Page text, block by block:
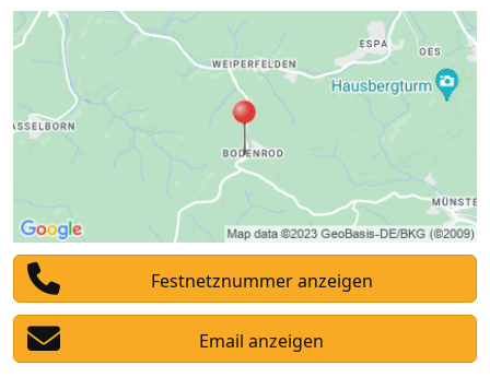
Festnetznummer anzeigen
Email anzeigen